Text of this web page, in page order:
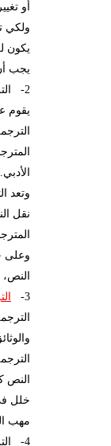
أو
ولكي
يكون
يجب
2-
يقوم
الأدبي.
وتعد
نقل
وعلى
3-
النص
خلل
مهب
4-